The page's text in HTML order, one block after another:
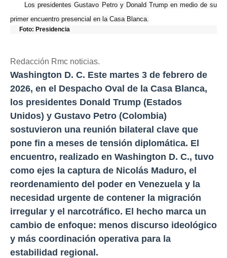
Los presidentes Gustavo Petro y Donald Trump en medio de su
primer encuentro presencial en la Casa Blanca.
Foto: Presidencia
Redacción Rmc noticias.
Washington D. C. Este martes 3 de febrero de
2026, en el Despacho Oval de la Casa Blanca,
los presidentes Donald Trump (Estados
Unidos) y Gustavo Petro (Colombia)
sostuvieron una reunión bilateral clave que
pone fin a meses de tensión diplomática. El
encuentro, realizado en Washington D. C., tuvo
como ejes la captura de Nicolás Maduro, el
reordenamiento del poder en Venezuela y la
necesidad urgente de contener la migración
irregular y el narcotráfico. El hecho marca un
cambio de enfoque: menos discurso ideológico
y más coordinación operativa para la
estabilidad regional.